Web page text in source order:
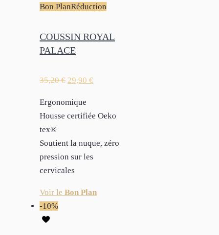
Bon PlanRéduction
COUSSIN ROYAL
PALACE
35,20€ 29,90 €
Ergonomique
Housse certifiée Oeko
tex®
Soutient la nuque, zéro
pression sur les
cervicales
Voir le Bon Plan
-10%